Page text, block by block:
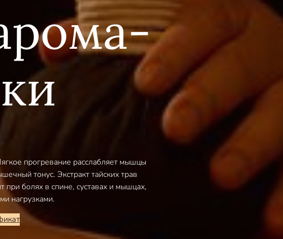
прогревание расслабляет мышцы
тонус. Экстракт тайских трав
болях в спине, суставах и мышцах,
нагрузками.